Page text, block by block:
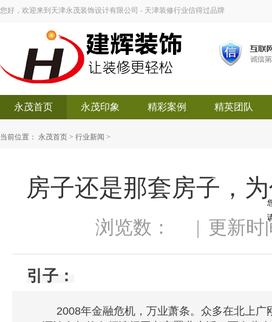
您好，欢迎来到天津永茂装饰设计有限公司 - 天津装修行业信得过品牌
永茂首页 永茂印象 精彩案例 精英团队
当前位置： 永茂首页 > 行业新闻 >
房子还是那套房子，
浏览数： | 更新时
引子：
2008年金融危机，万业萧条。众多在北上广
永茂装饰